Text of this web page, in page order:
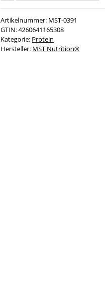
Artikelnummer: MST-0391
GTIN:4260641165308
Kategorie: Protein
Hersteller: MST Nutrition®